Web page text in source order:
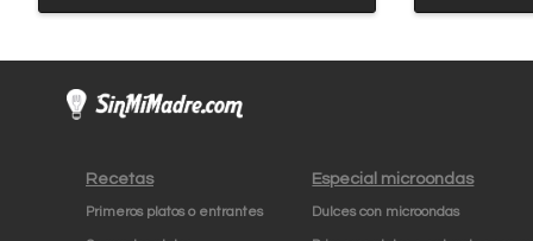
Recetas
Primeros platos o entrantes
Especial microondas
Dulces con microondas